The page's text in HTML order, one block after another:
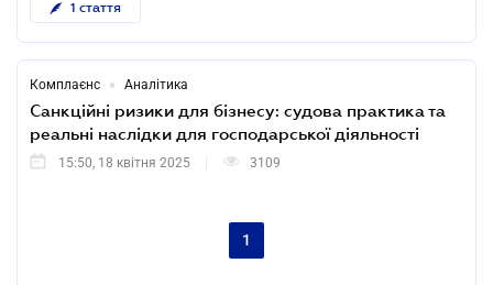
1 стаття
Комплаєнс • Аналітика
Санкційні ризики для бізнесу: судова практика та
реальні наслідки для господарської діяльності
15:50, 18 квітня 2025 3109
1